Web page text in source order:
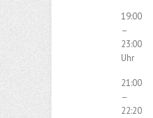
19:00
–
23:00
Uhr
21:00
–
22:20